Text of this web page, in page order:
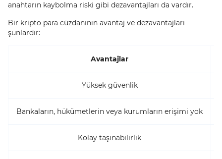
anahtarın kaybolma riski gibi dezavantajları da vardır.
Bir kripto para cüzdanının avantaj ve dezavantajları
şunlardır:
Avantajlar
Yüksek güvenlik
Bankaların, hükümetlerin veya kurumların erişimi yok
Kolay taşınabilirlik